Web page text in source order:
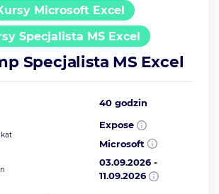
Microsoft Excel
Specjalista MS Excel
Specjalista MS Excel
40 godzin
Expose
Microsoft
03.09.2026 -
11.09.2026